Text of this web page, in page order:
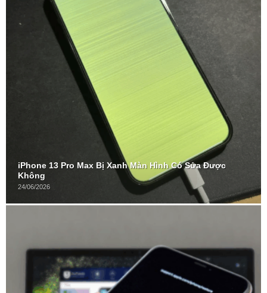
iPhone 13 Pro Max Bị Xanh Màn Hình Có Sửa Được
Không
24/06/2026